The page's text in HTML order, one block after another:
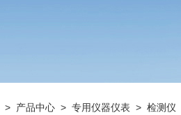
> 产品中心 >专用仪器仪表 >检测仪